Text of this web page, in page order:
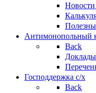
Новости
Антимонопольный
Back
Доклады
Господдержка с/х
Back